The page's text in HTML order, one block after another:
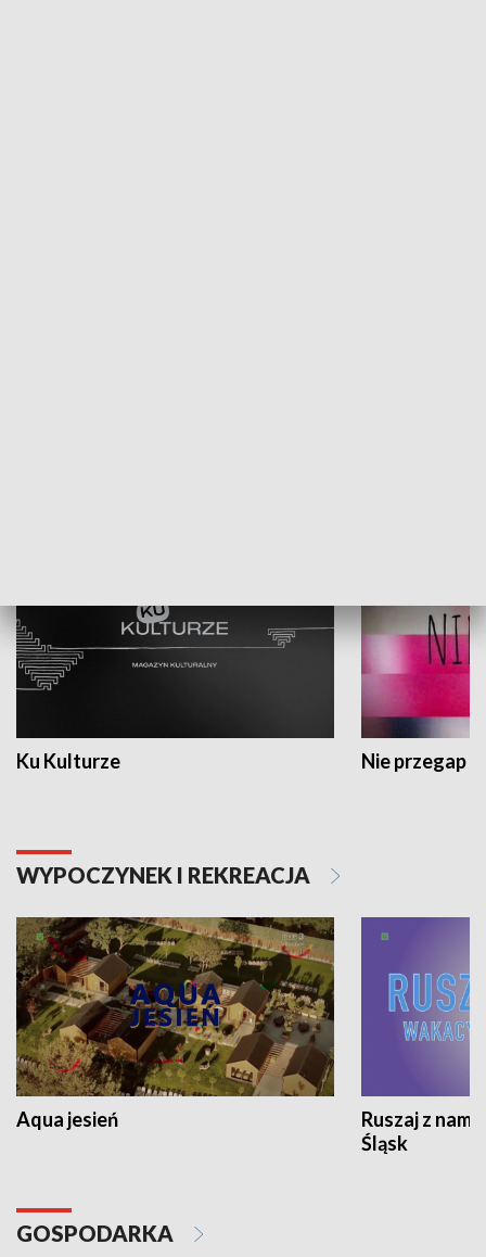
Ku Kulturze Nie przegap
WYPOCZYNEK I REKREACJA
Aqua jesień
Ruszaj z
Śląsk
GOSPODARKA